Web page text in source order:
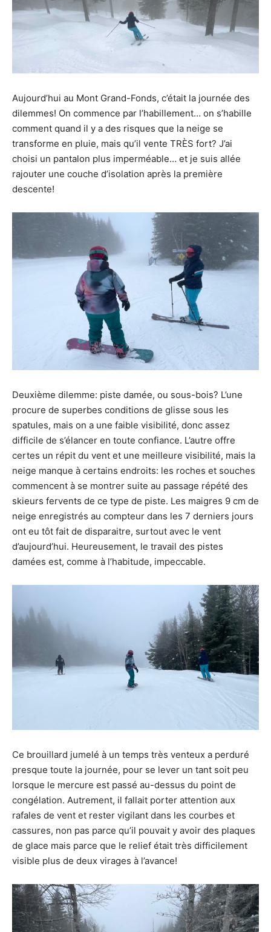
Aujourd’hui au Mont Grand-Fonds, c’était la journée des
dilemmes! On commence par l’habillement… on s’habille
comment quand il y a des risques que la neige se
transforme en pluie, mais qu’il vente TRÈS fort? J’ai
choisi un pantalon plus imperméable… et je suis allée
rajouter une couche d’isolation après la première
descente!
Deuxième dilemme: piste damée, ou sous-bois? L’une
procure de superbes conditions de glisse sous les
spatules, mais on a une faible visibilité, donc assez
difficile de s’élancer en toute confiance. L’autre offre
certes un répit du vent et une meilleure visibilité, mais la
neige manque à certains endroits: les roches et souches
commencent à se montrer suite au passage répété des
skieurs fervents de ce type de piste. Les maigres 9 cm de
neige enregistrés au compteur dans les 7 derniers jours
ont eu tôt fait de disparaitre, surtout avec le vent
d’aujourd’hui. Heureusement, le travail des pistes
damées est, comme à l’habitude, impeccable.
Ce brouillard jumelé à un temps très venteux a perduré
presque toute la journée, pour se lever un tant soit peu
lorsque le mercure est passé au-dessus du point de
congélation. Autrement, il fallait porter attention aux
rafales de vent et rester vigilant dans les courbes et
cassures, non pas parce qu’il pouvait y avoir des plaques
de glace mais parce que le relief était très difficilement
visible plus de deux virages à l’avance!
moment.